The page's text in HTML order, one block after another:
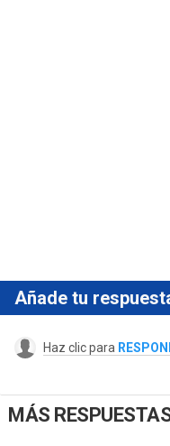
Añade tu
Haz clic para
MÁS